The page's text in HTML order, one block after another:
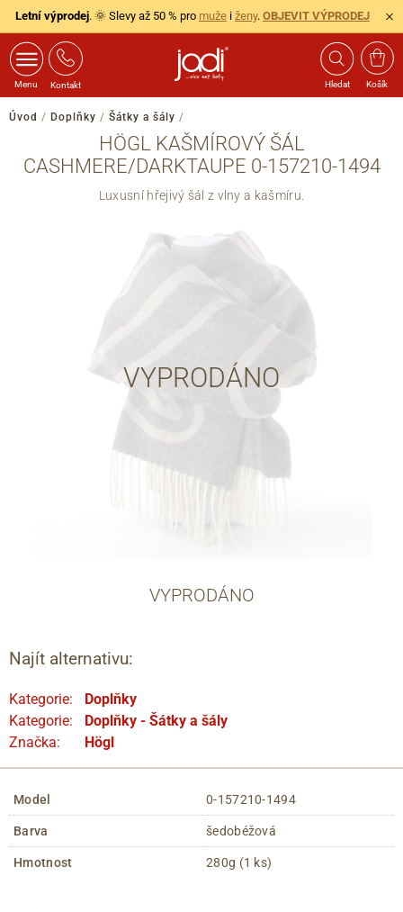
Letní výprodej. 🌞 Slevy až 50 % pro muže i ženy. OBJEVIT VÝPRODEJ
Menu Kontakt Hledat Košík
Úvod / Doplňky / Šátky a šály /
HÖGL KAŠMÍROVÝ ŠÁL
CASHMERE/DARKTAUPE 0-157210-1494
Luxusní hřejivý šál z vlny a kašmíru.
VYPRODÁNO
VYPRODÁNO
Najít alternativu:
Kategorie:
Doplňky
Kategorie:
Doplňky - Šátky a šály
Značka:
Högl
Model 0-157210-1494
Barva šedobéžová
Hmotnost 280g (1 ks)